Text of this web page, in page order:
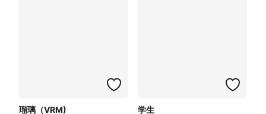
瑠璃（VRM) 学生